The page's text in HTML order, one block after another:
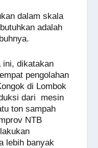
dalam skala
adalah
ini, dikatakan
pengolahan
di Lombok
dari mesin
ton sampah
NTB
lebih banyak